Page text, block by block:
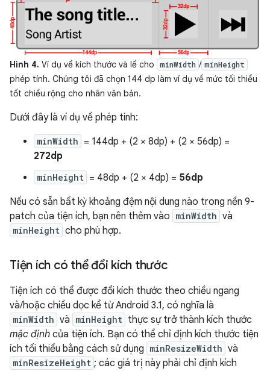
Hình 4. Ví dụ về kích thước và lề cho minWidth / minHeight
phép tính. Chúng tôi đã chọn 144 dp làm ví dụ về mức tối thiểu
tốt chiều rộng cho nhãn văn bản.
Dưới đây là ví dụ về phép tính:
minWidth = 144dp + (2 × 8dp) + (2 × 56dp) =
272dp
minHeight = 48dp + (2 × 4dp) = 56dp
Nếu có sẵn bất kỳ khoảng đệm nội dung nào trong nền 9-
patch của tiện ích, bạn nên thêm vào minWidth và
minHeight cho phù hợp.
Tiện ích có thể đổi kích thước
Tiện ích có thể được đổi kích thước theo chiều ngang
và/hoặc chiều dọc kể từ Android 3.1, có nghĩa là
minWidth và minHeight thực sự trở thành kích thước
mặc định của tiện ích. Bạn có thể chỉ định kích thước tiện
ích tối thiểu bằng cách sử dụng minResizeWidth và
minResizeHeight ; các giá trị này phải chỉ định kích